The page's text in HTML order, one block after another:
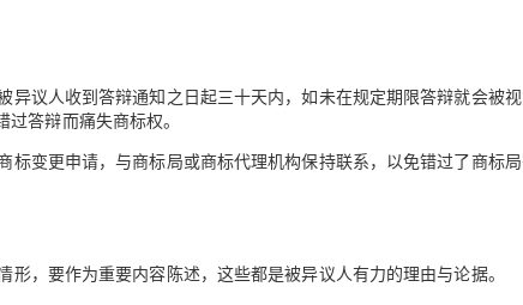
人收到答辩通知之日起三十天内，如未在规定期限答辩就会被视
答辩而痛失商标权。
变更申请，与商标局或商标代理机构保持联系，以免错过了商标
，要作为重要内容陈述，这些都是被异议人有力的理由与论据。